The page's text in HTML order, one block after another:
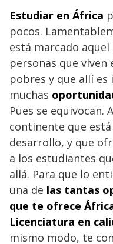
Estudiar en África
pocos.
está marcado
personas que viven
pobres y que allí
muchas
Pues se equivocan.
continente que
desarrollo, y que
a los estudiantes
allá. Para que lo
una de las tantas
que te ofrece
Licenciatura en
mismo modo, te